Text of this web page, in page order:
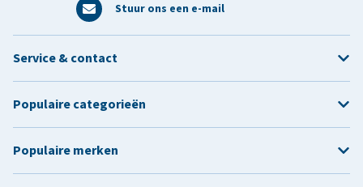
Stuur ons een e-mail
Service & contact
Populaire categorieën
Populaire merken